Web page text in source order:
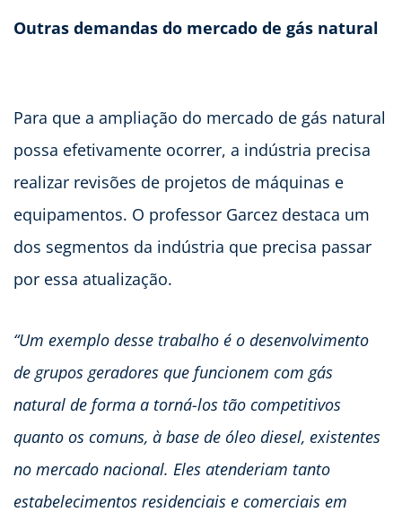
Outras demandas do mercado de gás natural
Para que a ampliação do mercado de gás natural
possa efetivamente ocorrer, a indústria precisa
realizar revisões de projetos de máquinas e
equipamentos. O professor Garcez destaca um
dos segmentos da indústria que precisa passar
por essa atualização.
“Um exemplo desse trabalho é o desenvolvimento
de grupos geradores que funcionem com gás
natural de forma a torná-los tão competitivos
quanto os comuns, à base de óleo diesel, existentes
no mercado nacional. Eles atenderiam tanto
estabelecimentos residenciais e comerciais em